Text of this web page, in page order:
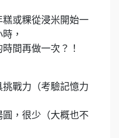
糕或粿從浸米開始一
，
間再做一次？！
戰力（考驗記憶力
，很少（大概也不